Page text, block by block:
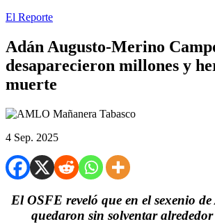
El Reporte
Adán Augusto-Merino
desaparecieron millones y
muerte
4 Sep. 2025
El OSFE reveló que en el sexenio
quedaron sin solventar